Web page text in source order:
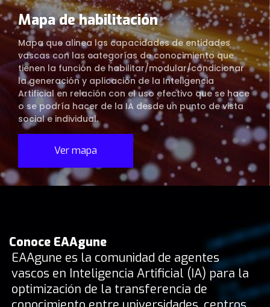
Mapa de habilitación
Mapa que alinea las capacidades de entidades
vascas con las categorías de conocimiento que
tienen la función de habilitar/modular/condicionar
la generación y aplicación de la Inteligencia
Artificial en relación con el uso efectivo que se hace
o se podría hacer de la IA desde un punto de vista
social e individual.
Ver mapa
Conoce EAAgune
EAAgune es la comunidad de agentes
vascos en Inteligencia Artificial (IA) para la
optimización de la transferencia de